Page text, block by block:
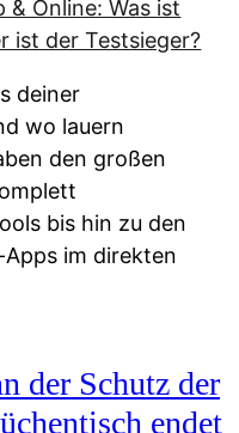
deiner
wo lauern
den großen
bis hin zu den
im direkten
der Schutz der
endet